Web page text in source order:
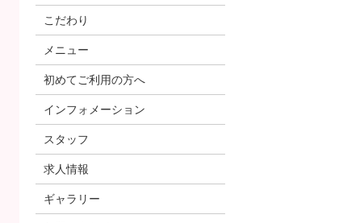
こだわり
メニュー
初めてご利用の方へ
インフォメーション
スタッフ
求人情報
ギャラリー